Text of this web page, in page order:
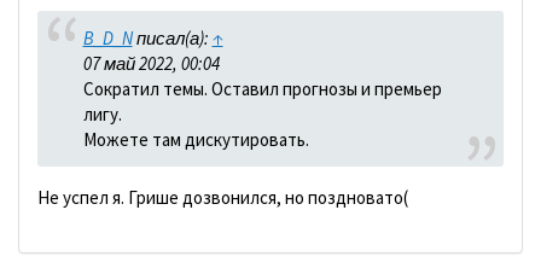
B_D_Nписал(а): ↑
07 май 2022, 00:04
Сократил темы. Оставил прогнозы и премьер
лигу.
Можете там дискутировать.
Не успел я. Грише дозвонился, но поздновато(